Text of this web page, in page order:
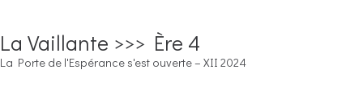
La Vaillante >>> Ère 4
La Porte de l'Espérance s'est ouverte – XII 2024